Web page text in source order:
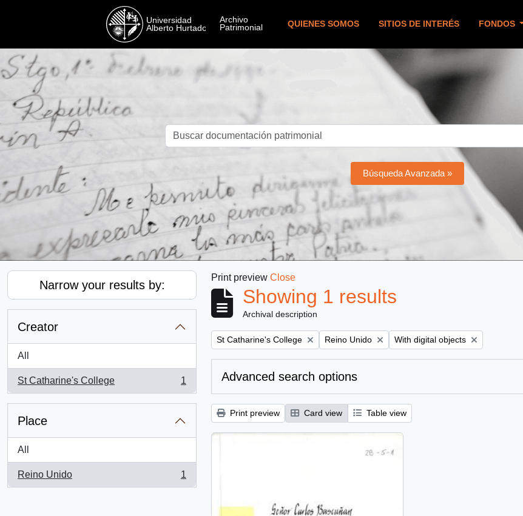
QUIENES SOMOS SITIOS DE INTERÉS FONDOS
Búsqueda Avanzada »
Narrow your results by:
Creator
All
St Catharine's College
, 1 results
1
Place
All
Reino Unido
, 1 results
1
Print preview Close
Showing 1 results
Archival description
Remove filter:
St Catharine's College Remove filter:
Reino Unido Remove filter:
With digital objects
Advanced search options
Print preview Card view Table view